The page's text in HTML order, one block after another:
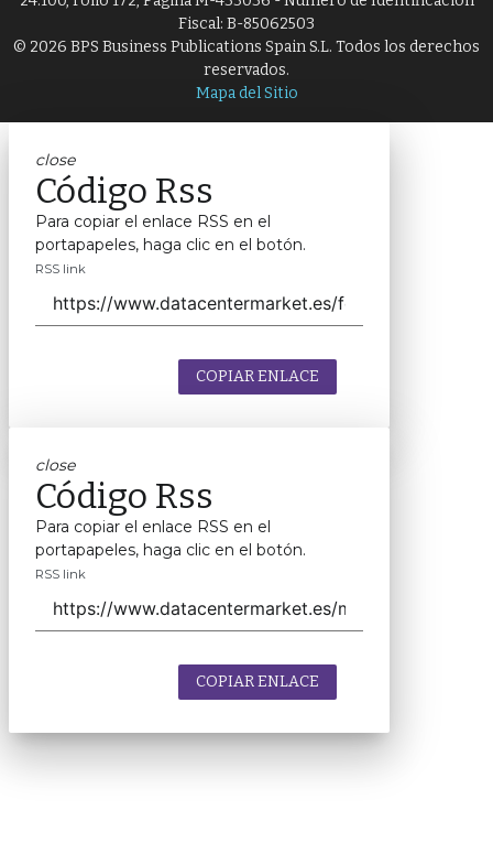
Fiscal: B-85062503
© 2026 BPS Business Publications Spain S.L. Todos los derechos
reservados.
Mapa del Sitio
close
Código Rss
Para copiar el enlace RSS en el
portapapeles, haga clic en el botón.
RSS link
COPIAR ENLACE
close
Código Rss
Para copiar el enlace RSS en el
portapapeles, haga clic en el botón.
RSS link
COPIAR ENLACE